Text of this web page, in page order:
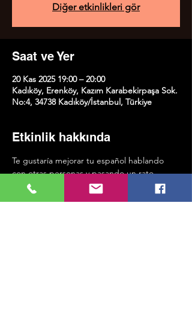
Diğer etkinlikleri gör
Saat ve Yer
20 Kas 2025 19:00 – 20:00
Kadıköy, Erenköy, Kazım Karabekirpaşa Sok.
No:4, 34738 Kadıköy/İstanbul, Türkiye
Etkinlik hakkında
Te gustaría mejorar tu español hablando
con otras personas y pasando un rato
agradable cada semana? ¡Te esperamos en